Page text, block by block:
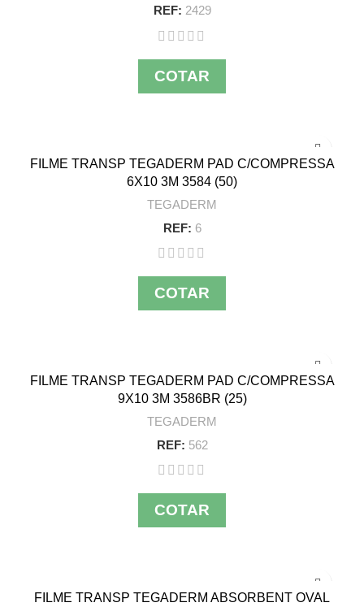
REF: 2429
COTAR
FILME TRANSP TEGADERM PAD C/COMPRESSA
6X10 3M 3584 (50)
TEGADERM
REF: 6
COTAR
FILME TRANSP TEGADERM PAD C/COMPRESSA
9X10 3M 3586BR (25)
TEGADERM
REF: 562
COTAR
FILME TRANSP TEGADERM ABSORBENT OVAL